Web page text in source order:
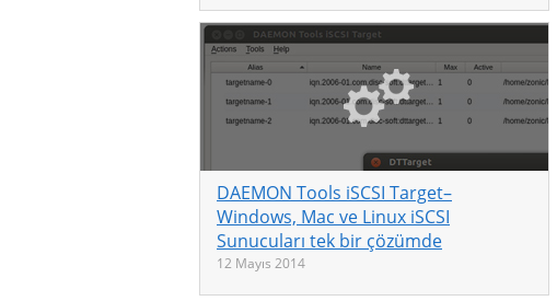
DAEMON Tools iSCSI Target–
Windows, Mac ve Linux iSCSI
Sunucuları tek bir çözümde
12 Mayıs 2014